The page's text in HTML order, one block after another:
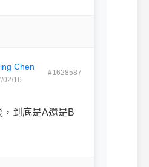
Chen
02/16
#1628587
，到底是A還是B